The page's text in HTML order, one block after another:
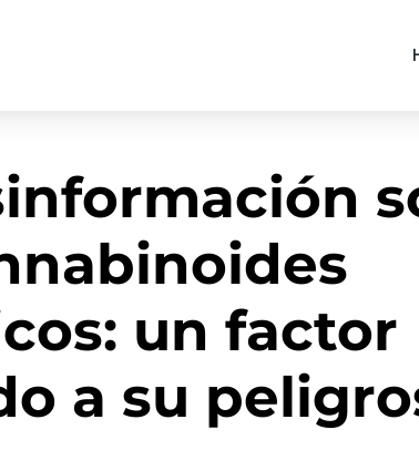
un factor
a su